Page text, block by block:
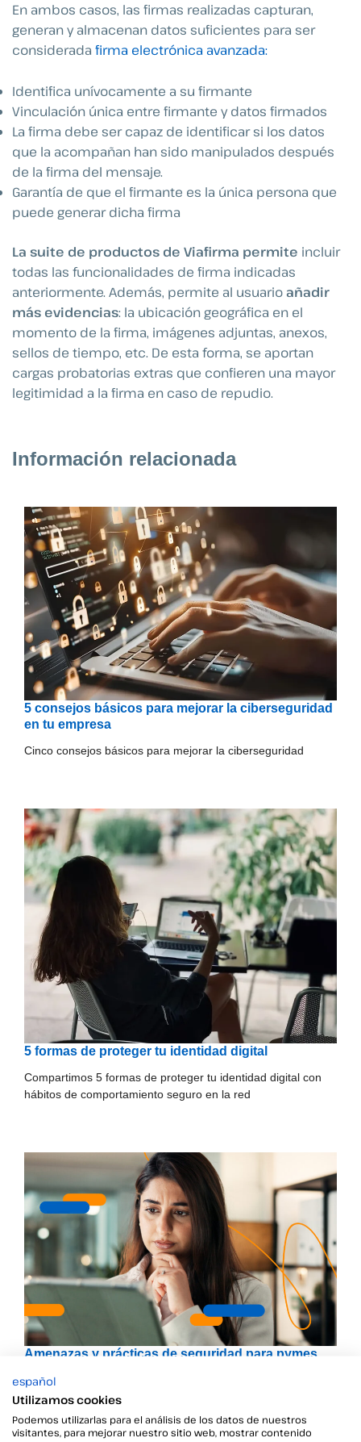
En ambos casos, las firmas realizadas capturan,
generan y almacenan datos suficientes para ser
considerada firma electrónica avanzada:
Identifica unívocamente a su firmante
Vinculación única entre firmante y datos firmados
La firma debe ser capaz de identificar si los datos
que la acompañan han sido manipulados después
de la firma del mensaje.
Garantía de que el firmante es la única persona que
puede generar dicha firma
La suite de productos de Viafirma permite incluir
todas las funcionalidades de firma indicadas
anteriormente. Además, permite al usuarioañadir
más evidencias: la ubicación geográfica en el
momento de la firma, imágenes adjuntas, anexos,
sellos de tiempo, etc. De esta forma, se aportan
cargas probatorias extras que confieren una mayor
legitimidad a la firma en caso de repudio.
Información relacionada
5 consejos básicos para mejorar la ciberseguridad
en tu empresa
Cinco consejos básicos para mejorar la ciberseguridad
5 formas de proteger tu identidad digital
Compartimos 5 formas de proteger tu identidad digital con
hábitos de comportamiento seguro en la red
Amenazas y prácticas de seguridad para pymes
La seguridad para pymes es más esencial que nunca.
Analizamos las amenazas y buenas prácticas digitales
preventivas para blindar tu…
español
Utilizamos cookies
Podemos utilizarlas para el análisis de los datos de nuestros
visitantes, para mejorar nuestro sitio web, mostrar contenido